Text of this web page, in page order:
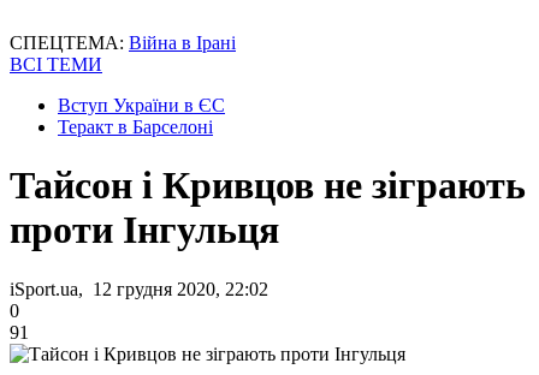
СПЕЦТЕМА: Війна в Ірані
ВСІ ТЕМИ
Вступ України в ЄС
Теракт в Барселоні
Тайсон і Кривцов не зіграють
проти Інгульця
iSport.ua, 12 грудня 2020, 22:02
0
91